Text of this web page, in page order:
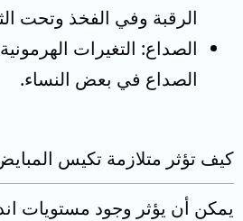
الرقبة وفي الفخذ وتحت
الصداع: التغيرات
الصداع في بعض النساء.
كيف تؤثر متلازمة تكيس
يمكن أن يؤثر وجود مستويات